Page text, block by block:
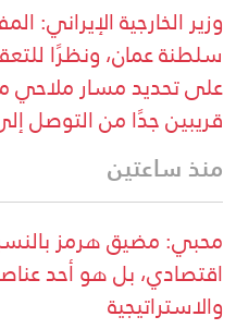
وزير الخارجية الإيراني:
سلطنة عمان، ونظرًا
على تحديد مسار ملاحي
قريبين جدًا من التوصل إلى
منذ ساعتين
محبي: مضيق هرمز
اقتصادي، بل هو أحد
والاستراتيجية